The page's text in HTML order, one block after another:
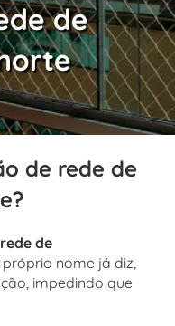
de
de rede de
rede de
nome já diz,
impedindo que